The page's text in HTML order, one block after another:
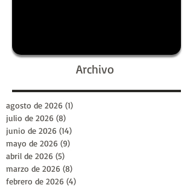
Archivo
agosto de 2026 (1)
julio de 2026 (8)
junio de 2026 (14)
mayo de 2026 (9)
abril de 2026 (5)
marzo de 2026 (8)
febrero de 2026 (4)